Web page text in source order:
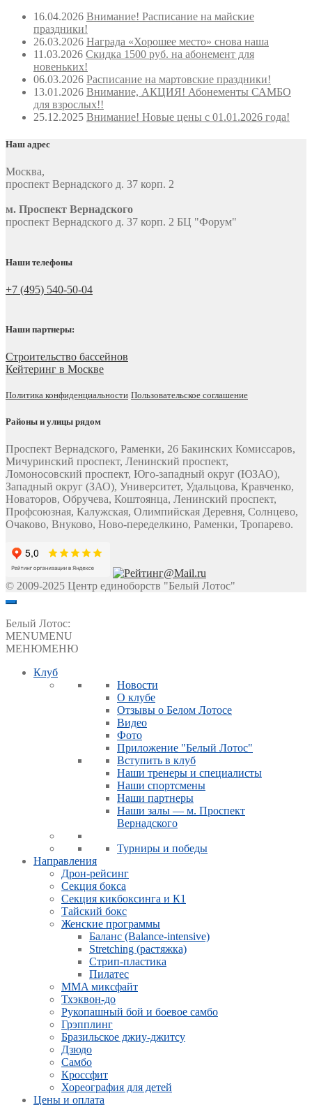
16.04.2026 Внимание! Расписание на майские
праздники!
26.03.2026 Награда «Хорошее место» снова наша
11.03.2026 Скидка 1500 руб. на абонемент для
новеньких!
06.03.2026 Расписание на мартовские праздники!
13.01.2026 Внимание, АКЦИЯ! Абонементы САМБО
для взрослых!!
25.12.2025 Внимание! Новые цены с 01.01.2026 года!
Наш адрес
Москва,
проспект Вернадского д. 37 корп. 2
м. Проспект Вернадского
проспект Вернадского д. 37 корп. 2 БЦ "Форум"
Наши телефоны
+7 (495) 540-50-04
Наши партнеры:
Строительство бассейнов
Кейтеринг в Москве
Политика конфиденциальности Пользовательское соглашение
Районы и улицы рядом
Проспект Вернадского, Раменки, 26 Бакинских Комиссаров,
Мичуринский проспект, Ленинский проспект,
Ломоносовский проспект, Юго-западный округ (ЮЗАО),
Западный округ (ЗАО), Университет, Удальцова, Кравченко,
Новаторов, Обручева, Коштоянца, Ленинский проспект,
Профсоюзная, Калужская, Олимпийская Деревня, Солнцево,
Очаково, Внуково, Ново-переделкино, Раменки, Тропарево.
© 2009-2025 Центр единоборств "Белый Лотос"
Белый Лотос:
MENUMENU
МЕНЮМЕНЮ
Клуб
Новости
О клубе
Отзывы о Белом Лотосе
Видео
Фото
Приложение "Белый Лотос"
Вступить в клуб
Наши тренеры и специалисты
Наши спортсмены
Наши партнеры
Наши залы — м. Проспект
Вернадского
Турниры и победы
Направления
Дрон-рейсинг
Секция бокса
Секция кикбоксинга и К1
Тайский бокс
Женские программы
Баланс (Balance-intensive)
Stretching (растяжка)
Стрип-пластика
Пилатес
MMA миксфайт
Тхэквон-до
Рукопашный бой и боевое самбо
Грэпплинг
Бразильское джиу-джитсу
Дзюдо
Самбо
Кроссфит
Хореография для детей
Цены и оплата